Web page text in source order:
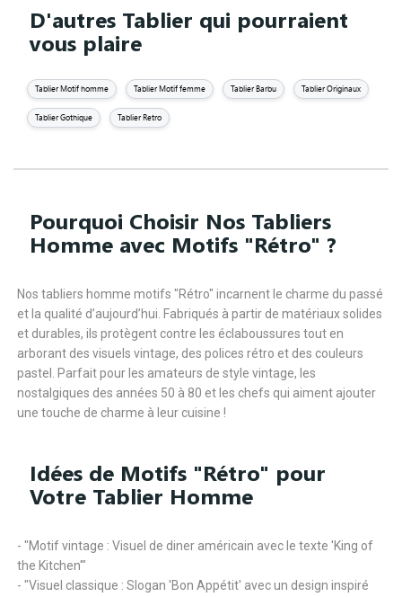
D'autres Tablier qui pourraient
vous plaire
Tablier Motif homme Tablier Motif femme Tablier Barbu Tablier Originaux
Tablier Gothique Tablier Retro
Pourquoi Choisir Nos Tabliers
Homme avec Motifs "Rétro" ?
Nos tabliers homme motifs "Rétro" incarnent le charme du passé
et la qualité d’aujourd’hui. Fabriqués à partir de matériaux solides
et durables, ils protègent contre les éclaboussures tout en
arborant des visuels vintage, des polices rétro et des couleurs
pastel. Parfait pour les amateurs de style vintage, les
nostalgiques des années 50 à 80 et les chefs qui aiment ajouter
une touche de charme à leur cuisine !
Idées de Motifs "Rétro" pour
Votre Tablier Homme
- "Motif vintage : Visuel de diner américain avec le texte 'King of
the Kitchen'"
- "Visuel classique : Slogan 'Bon Appétit' avec un design inspiré